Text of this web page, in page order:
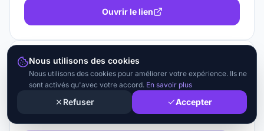
Ouvrir le lien
F
Freebe
Facturation et gestion pour freelances
Nous utilisons des cookies
Nous utilisons des cookies pour améliorer votre expérience. Ils ne
sont activés qu'avec votre accord. En savoir plus
Refuser Accepter